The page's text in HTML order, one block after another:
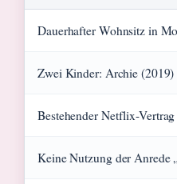
Dauerhafter Wohnsitz in
Zwei Kinder: Archie
Bestehender Netflix-
Keine Nutzung der Anrede